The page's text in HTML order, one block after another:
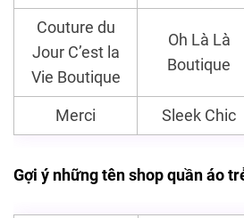
Couture du
Jour C’est la
Vie Boutique
Oh Là Là
Boutique
Merci Sleek Chic
Gợi ý những tên shop quần áo